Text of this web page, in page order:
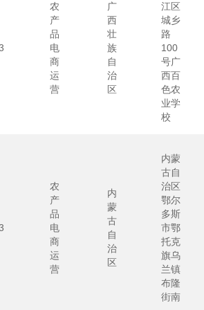
农
产
品
电
商
运
营
广
西
壮
族
自
治
区
江区
城乡
路
100
号广
西百
色农
业学
校
农
产
品
电
商
运
营
内
蒙
古
自
治
区
内蒙
古自
治区
鄂尔
多斯
市鄂
托克
旗乌
兰镇
布隆
街南